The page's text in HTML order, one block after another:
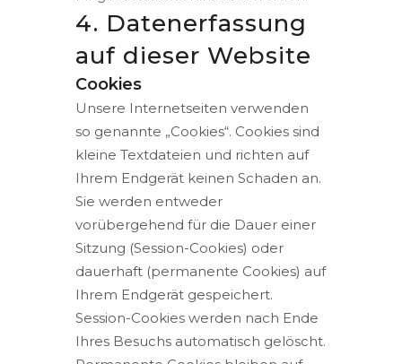
4. Datenerfassung
auf dieser Website
Cookies
Unsere Internetseiten verwenden
so genannte „Cookies“. Cookies sind
kleine Textdateien und richten auf
Ihrem Endgerät keinen Schaden an.
Sie werden entweder
vorübergehend für die Dauer einer
Sitzung (Session-Cookies) oder
dauerhaft (permanente Cookies) auf
Ihrem Endgerät gespeichert.
Session-Cookies werden nach Ende
Ihres Besuchs automatisch gelöscht.